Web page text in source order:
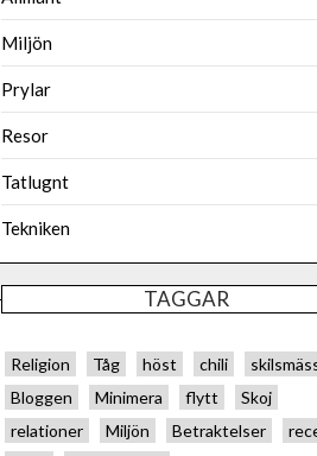
Miljön
Prylar
Resor
Tatlugnt
Tekniken
TAGGAR
Religion Tåg höst chili
Bloggen
Minimera flytt
Skoj
relationer
Miljön Betraktelser